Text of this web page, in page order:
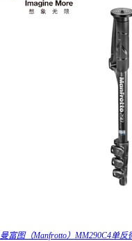
曼富图（Manfrotto）MM290C4单